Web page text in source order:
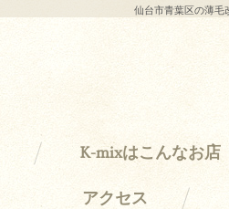
仙台市青葉区の薄毛
K-mixはこんなお店
アクセス